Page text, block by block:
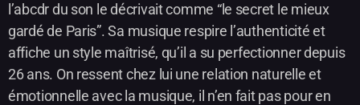
l’abcdr du son le décrivait comme “le secret le mieux
gardé de Paris”. Sa musique respire l’authenticité et
affiche un style maîtrisé, qu’il a su perfectionner depuis
26 ans. On ressent chez lui une relation naturelle et
émotionnelle avec la musique, il n’en fait pas pour en